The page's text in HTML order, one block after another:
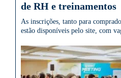
de RH e treinamentos
As inscrições, tanto para
estão disponíveis pelo site, com